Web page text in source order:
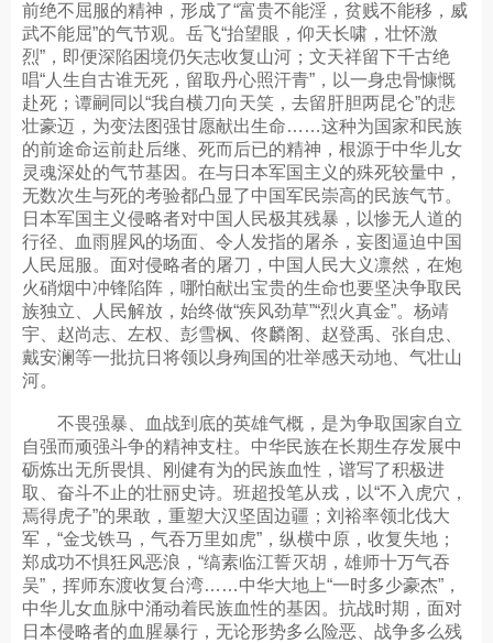
前绝不屈服的精神，形成了“富贵不能淫，贫贱不能移，威
武不能屈”的气节观。岳飞“抬望眼，仰天长啸，壮怀激
烈”，即便深陷困境仍矢志收复山河；文天祥留下千古绝
唱“人生自古谁无死，留取丹心照汗青”，以一身忠骨慷慨
赴死；谭嗣同以“我自横刀向天笑，去留肝胆两昆仑”的悲
壮豪迈，为变法图强甘愿献出生命……这种为国家和民族
的前途命运前赴后继、死而后已的精神，根源于中华儿女
灵魂深处的气节基因。在与日本军国主义的殊死较量中，
无数次生与死的考验都凸显了中国军民崇高的民族气节。
日本军国主义侵略者对中国人民极其残暴，以惨无人道的
行径、血雨腥风的场面、令人发指的屠杀，妄图逼迫中国
人民屈服。面对侵略者的屠刀，中国人民大义凛然，在炮
火硝烟中冲锋陷阵，哪怕献出宝贵的生命也要坚决争取民
族独立、人民解放，始终做“疾风劲草”“烈火真金”。杨靖
宇、赵尚志、左权、彭雪枫、佟麟阁、赵登禹、张自忠、
戴安澜等一批抗日将领以身殉国的壮举感天动地、气壮山
河。
不畏强暴、血战到底的英雄气概，是为争取国家自立
自强而顽强斗争的精神支柱。中华民族在长期生存发展中
砺炼出无所畏惧、刚健有为的民族血性，谱写了积极进
取、奋斗不止的壮丽史诗。班超投笔从戎，以“不入虎穴，
焉得虎子”的果敢，重塑大汉坚固边疆；刘裕率领北伐大
军，“金戈铁马，气吞万里如虎”，纵横中原，收复失地；
郑成功不惧狂风恶浪，“缟素临江誓灭胡，雄师十万气吞
吴”，挥师东渡收复台湾……中华大地上“一时多少豪杰”，
中华儿女血脉中涌动着民族血性的基因。抗战时期，面对
日本侵略者的血腥暴行，无论形势多么险恶、战争多么残